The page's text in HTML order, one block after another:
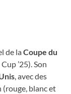
de laCoupe du
’25). Son
, avec des
blanc et